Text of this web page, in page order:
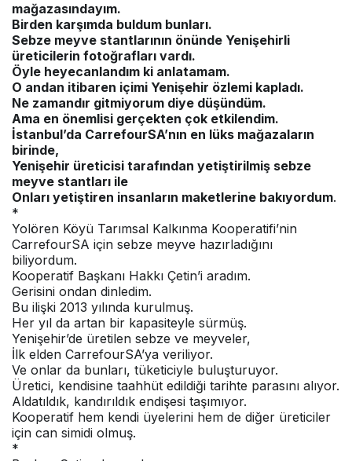
mağazasındayım.
Birden karşımda buldum bunları.
Sebze meyve stantlarının önünde Yenişehirli
üreticilerin fotoğrafları vardı.
Öyle heyecanlandım ki anlatamam.
O andan itibaren içimi Yenişehir özlemi kapladı.
Ne zamandır gitmiyorum diye düşündüm.
Ama en önemlisi gerçekten çok etkilendim.
İstanbul’da CarrefourSA’nın en lüks mağazaların
birinde,
Yenişehir üreticisi tarafından yetiştirilmiş sebze
meyve stantları ile
Onları yetiştiren insanların maketlerine bakıyordum.
*
Yolören Köyü Tarımsal Kalkınma Kooperatifi’nin
CarrefourSA için sebze meyve hazırladığını
biliyordum.
Kooperatif Başkanı Hakkı Çetin’i aradım.
Gerisini ondan dinledim.
Bu ilişki 2013 yılında kurulmuş.
Her yıl da artan bir kapasiteyle sürmüş.
Yenişehir’de üretilen sebze ve meyveler,
İlk elden CarrefourSA’ya veriliyor.
Ve onlar da bunları, tüketiciyle buluşturuyor.
Üretici, kendisine taahhüt edildiği tarihte parasını alıyor.
Aldatıldık, kandırıldık endişesi taşımıyor.
Kooperatif hem kendi üyelerini hem de diğer üreticiler
için can simidi olmuş.
*